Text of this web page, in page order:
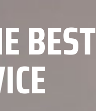
BEST